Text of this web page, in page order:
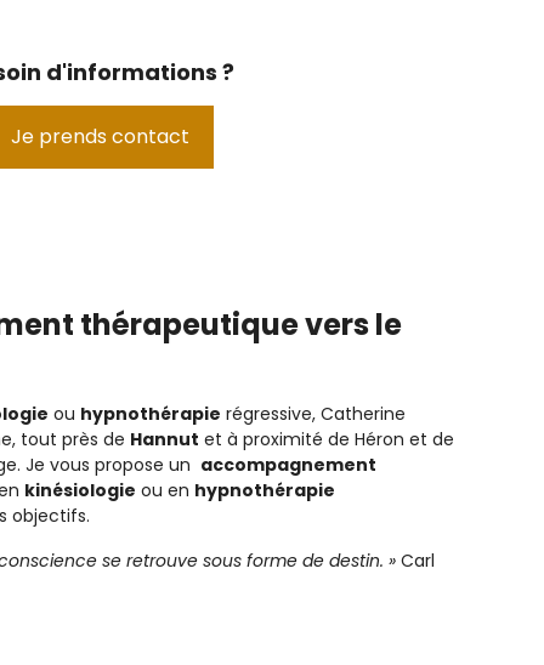
d'informations ?
Je prends contact
thérapeutique vers le
ou hypnothérapie régressive, Catherine
tout près de Hannut et à proximité de Héron et de
Je vous propose un accompagnement
kinésiologie ou en hypnothérapie
objectifs.
se retrouve sous forme de destin. » Carl